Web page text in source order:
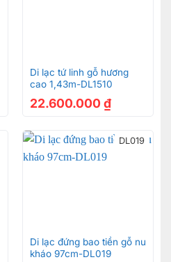
Di lạc tứ linh gỗ hương
cao 1,43m-DL1510
22.600.000 ₫
DL019
Di lạc đứng bao tiền gỗ nu
kháo 97cm-DL019